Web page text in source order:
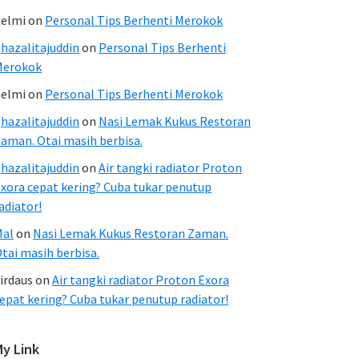
on Personal Tips Berhenti Merokok
on Personal Tips Berhenti
on Personal Tips Berhenti Merokok
on Nasi Lemak Kukus Restoran
Otai masih berbisa.
on Air tangki radiator Proton
cepat kering? Cuba tukar penutup
on Nasi Lemak Kukus Restoran Zaman.
masih berbisa.
on Air tangki radiator Proton Exora
kering? Cuba tukar penutup radiator!
Link